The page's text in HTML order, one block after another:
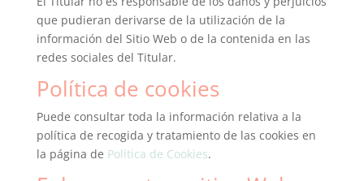
que pudieran derivarse de la utilización de la
información del Sitio Web o de la contenida en las
redes sociales del Titular.
Política de cookies
Puede consultar toda la información relativa a la
política de recogida y tratamiento de las cookies en
la página de Política de Cookies.